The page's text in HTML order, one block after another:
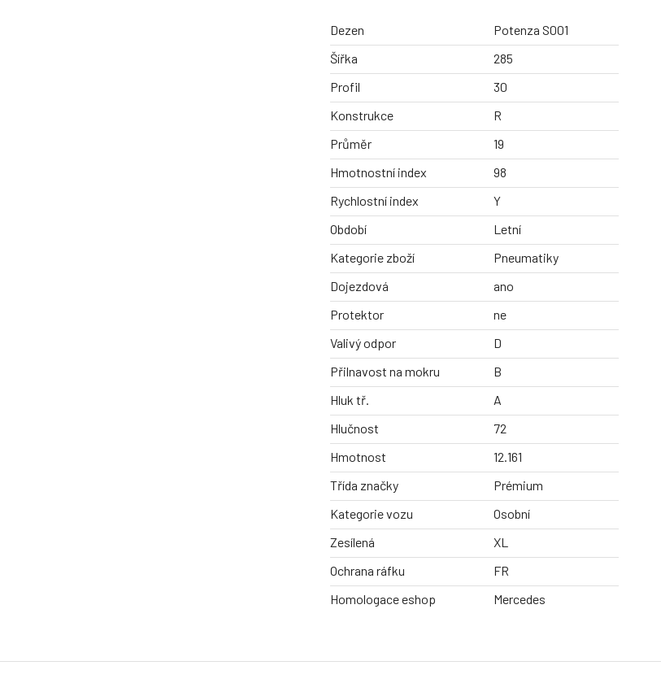
Dezen
Potenza S001
Šířka
285
Profil
30
Konstrukce
R
Průměr
19
Hmotnostní index
98
Rychlostní index
Y
Období
Letní
Kategorie zboží
Pneumatiky
Dojezdová
ano
Protektor
ne
Valivý odpor
D
Přilnavost na mokru
B
Hluk tř.
A
Hlučnost
72
Hmotnost
12.161
Třída značky
Prémium
Kategorie vozu
Osobní
Zesílená
XL
Ochrana ráfku
FR
Homologace eshop
Mercedes